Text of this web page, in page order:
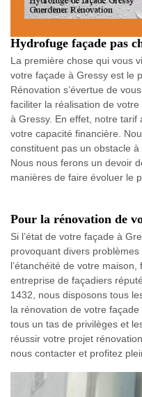
Hydrofuge façade pas
La première chose qui vous
votre façade à Gressy est le
Rénovation s’évertue de
faciliter la réalisation de
à Gressy. En effet, notre tarif
votre capacité financière.
constituent pas un obstacle à
Nous nous ferons un devoir
manières de faire évoluer le
Pour la rénovation de
Si l’état de votre façade à
provoquant divers problèmes
l’étanchéité de votre
entreprise de façadiers
1432, nous disposons tous
la rénovation de votre
tous un tas de privilèges et
réussir votre projet
nous contacter et profitez